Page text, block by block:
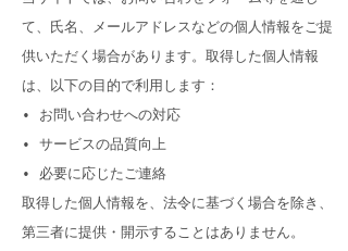
て、氏名、メールアドレスなどの個人情報をご提
供いただく場合があります。取得した個人情報
は、以下の目的で利用します：
• お問い合わせへの対応
• サービスの品質向上
• 必要に応じたご連絡
取得した個人情報を、法令に基づく場合を除き、
第三者に提供・開示することはありません。